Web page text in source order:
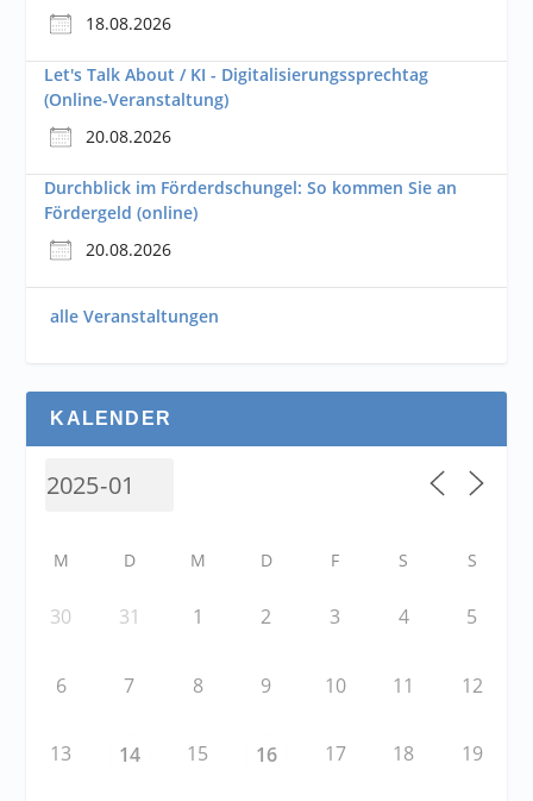
18.08.2026
Let's Talk About / KI - Digitalisierungssprechtag
(Online-Veranstaltung)
20.08.2026
Durchblick im Förderdschungel: So kommen Sie an
Fördergeld (online)
20.08.2026
alle Veranstaltungen
KALENDER
M D M D F S S
30 31 1 2 3 4 5
6 7 8 9 10 11 12
13 14 15 16 17 18 19